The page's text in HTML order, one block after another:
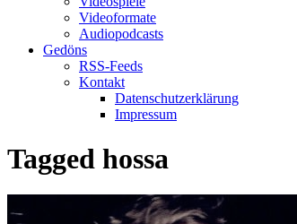
Videoformate
Audiopodcasts
Gedöns
RSS-Feeds
Kontakt
Datenschutzerklärung
Impressum
Tagged hossa